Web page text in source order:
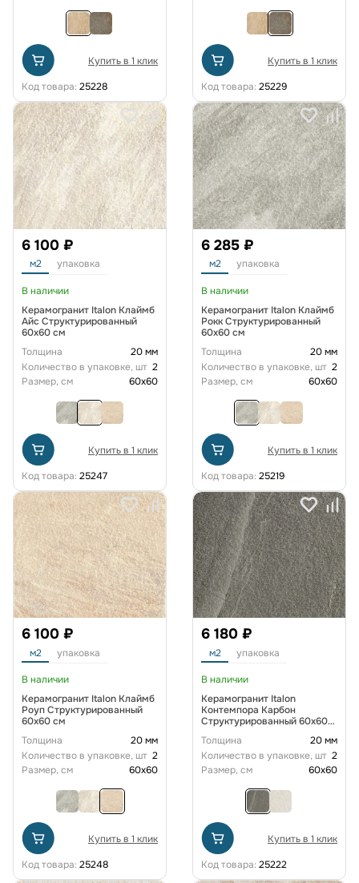
Купить в 1 клик
Код товара: 25228
Купить в 1 клик
Код товара: 25229
6 100 ₽
м2 упаковка
В наличии
Керамогранит Italon Клаймб
Айс Структурированный
60x60 см
Толщина
20 мм
Количество в упаковке, шт 2
Размер, см
60x60
Купить в 1 клик
Код товара: 25247
6 285 ₽
м2 упаковка
В наличии
Керамогранит Italon Клаймб
Рокк Структурированный
60x60 см
Толщина
20 мм
Количество в упаковке, шт 2
Размер, см
60x60
Купить в 1 клик
Код товара: 25219
6 100 ₽
м2 упаковка
В наличии
Керамогранит Italon Клаймб
Роуп Структурированный
60x60 см
Толщина
20 мм
Количество в упаковке, шт 2
Размер, см
60x60
Купить в 1 клик
Код товара: 25248
6 180 ₽
м2 упаковка
В наличии
Керамогранит Italon
Контемпора Карбон
Структурированный 60x60
Толщина
20 мм
Количество в упаковке, шт 2
Размер, см
60x60
Купить в 1 клик
Код товара: 25222